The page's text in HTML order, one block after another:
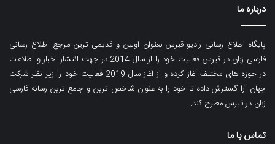
درباره ما
پایگاه اطلاع رسانی رادیو قبرس بعنوان اولین و قدیمی ترین مرجع اطلاع رسانی
فارسی زبان در قبرس فعالیت خود را از سال 2014 در جهت انتشار اخبار و اطلاعات
در حوزه های مختلف آغاز کرده و از آغاز سال 2019 فعالیت خود را زیر نظر شرکت
جهان آرا گسترش داده تا خود را به عنوان شاخص ترین و جامع ترین رسانه فارسی
زبان در قبرس مطرح کند.
تماس با ما